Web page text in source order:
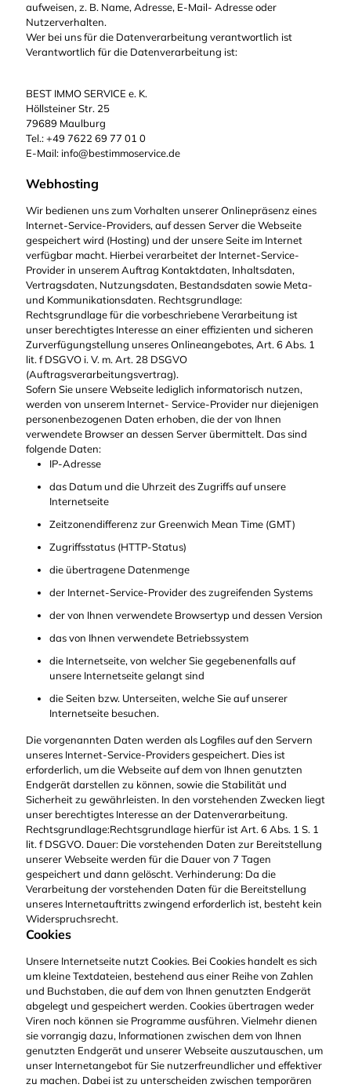
aufweisen, z. B. Name, Adresse, E-Mail- Adresse oder
Nutzerverhalten.
Wer bei uns für die Datenverarbeitung verantwortlich ist
Verantwortlich für die Datenverarbeitung ist:
BEST IMMO SERVICE e. K.
Höllsteiner Str. 25
79689 Maulburg
Tel.: +49 7622 69 77 01 0
E-Mail: info@bestimmoservice.de
Webhosting
Wir bedienen uns zum Vorhalten unserer Onlinepräsenz eines
Internet-Service-Providers, auf dessen Server die Webseite
gespeichert wird (Hosting) und der unsere Seite im Internet
verfügbar macht. Hierbei verarbeitet der Internet-Service-
Provider in unserem Auftrag Kontaktdaten, Inhaltsdaten,
Vertragsdaten, Nutzungsdaten, Bestandsdaten sowie Meta-
und Kommunikationsdaten. Rechtsgrundlage:
Rechtsgrundlage für die vorbeschriebene Verarbeitung ist
unser berechtigtes Interesse an einer effizienten und sicheren
Zurverfügungstellung unseres Onlineangebotes, Art. 6 Abs. 1
lit. f DSGVO i. V. m. Art. 28 DSGVO
(Auftragsverarbeitungsvertrag).
Sofern Sie unsere Webseite lediglich informatorisch nutzen,
werden von unserem Internet- Service-Provider nur diejenigen
personenbezogenen Daten erhoben, die der von Ihnen
verwendete Browser an dessen Server übermittelt. Das sind
folgende Daten:
IP-Adresse
das Datum und die Uhrzeit des Zugriffs auf unsere
Internetseite
Zeitzonendifferenz zur Greenwich Mean Time (GMT)
Zugriffsstatus (HTTP-Status)
die übertragene Datenmenge
der Internet-Service-Provider des zugreifenden Systems
der von Ihnen verwendete Browsertyp und dessen Version
das von Ihnen verwendete Betriebssystem
die Internetseite, von welcher Sie gegebenenfalls auf
unsere Internetseite gelangt sind
die Seiten bzw. Unterseiten, welche Sie auf unserer
Internetseite besuchen.
Die vorgenannten Daten werden als Logfiles auf den Servern
unseres Internet-Service-Providers gespeichert. Dies ist
erforderlich, um die Webseite auf dem von Ihnen genutzten
Endgerät darstellen zu können, sowie die Stabilität und
Sicherheit zu gewährleisten. In den vorstehenden Zwecken liegt
unser berechtigtes Interesse an der Datenverarbeitung.
Rechtsgrundlage:Rechtsgrundlage hierfür ist Art. 6 Abs. 1 S. 1
lit. f DSGVO. Dauer: Die vorstehenden Daten zur Bereitstellung
unserer Webseite werden für die Dauer von 7 Tagen
gespeichert und dann gelöscht. Verhinderung: Da die
Verarbeitung der vorstehenden Daten für die Bereitstellung
unseres Internetauftritts zwingend erforderlich ist, besteht kein
Widerspruchsrecht.
Cookies
Unsere Internetseite nutzt Cookies. Bei Cookies handelt es sich
um kleine Textdateien, bestehend aus einer Reihe von Zahlen
und Buchstaben, die auf dem von Ihnen genutzten Endgerät
abgelegt und gespeichert werden. Cookies übertragen weder
Viren noch können sie Programme ausführen. Vielmehr dienen
sie vorrangig dazu, Informationen zwischen dem von Ihnen
genutzten Endgerät und unserer Webseite auszutauschen, um
unser Internetangebot für Sie nutzerfreundlicher und effektiver
zu machen. Dabei ist zu unterscheiden zwischen temporären